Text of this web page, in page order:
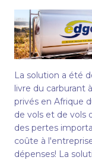
La solution a été
livre du carburant
privés en Afrique
de vols et de vols
des pertes
coûte à
dépenses! La